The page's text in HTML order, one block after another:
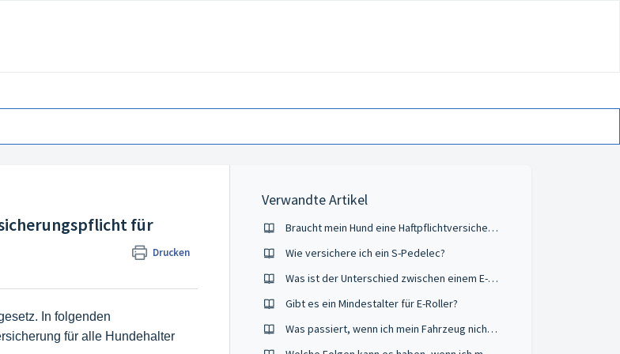
für
Drucken
In folgenden
für alle Hundehalter
Verwandte Artikel
Braucht mein Hund eine Haftpflichtversicherung?
Wie versichere ich ein S-Pedelec?
Was ist der Unterschied zwischen einem E-Scooter und einem E-Roller?
Gibt es ein Mindestalter für E-Roller?
Was passiert, wenn ich mein Fahrzeug nicht versichere?